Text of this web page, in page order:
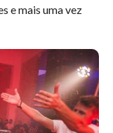
e mais uma vez